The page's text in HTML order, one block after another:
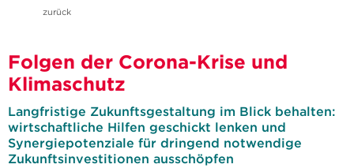
zurück
Folgen der Corona-Krise und
Klimaschutz
Langfristige Zukunftsgestaltung im Blick behalten:
wirtschaftliche Hilfen geschickt lenken und
Synergiepotenziale für dringend notwendige
Zukunftsinvestitionen ausschöpfen